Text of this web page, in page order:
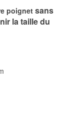
poignet sans
la taille du